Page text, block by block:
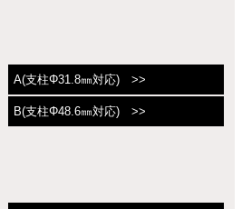
A(支柱Φ31.8㎜対応) >>
B(支柱Φ48.6㎜対応) >>